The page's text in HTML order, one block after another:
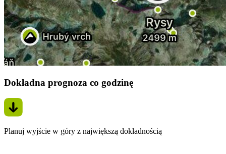
Dokładna prognoza co godzinę
Planuj wyjście w góry z największą dokładnością